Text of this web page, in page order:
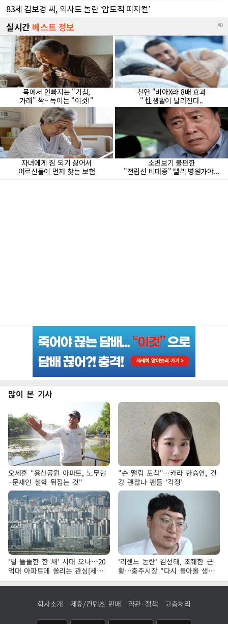
많이 본 기사
오세훈 "용산공원 아파트, 노무현
·문재인 철학 뒤집는 것"
"손 떨림 포착"…카라 한승연, 건
강 괜찮나 팬들 '걱정'
'덜 똘똘한 한 채' 시대 오나…20
억대 아파트에 쏠리는 관심[세제
개편, 그 이후②]
'리센느 논란' 김선태, 초췌한 근
황…충주시장 "다시 돌아올 생
각?"
회사소개 제휴/컨텐츠 판매 약관·정책 고충처리